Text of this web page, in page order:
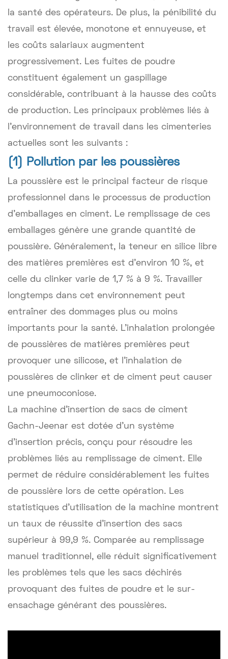
la santé des opérateurs. De plus, la pénibilité du
travail est élevée, monotone et ennuyeuse, et
les coûts salariaux augmentent
progressivement. Les fuites de poudre
constituent également un gaspillage
considérable, contribuant à la hausse des coûts
de production. Les principaux problèmes liés à
l'environnement de travail dans les cimenteries
actuelles sont les suivants :
(1) Pollution par les poussières
La poussière est le principal facteur de risque
professionnel dans le processus de production
d'emballages en ciment. Le remplissage de ces
emballages génère une grande quantité de
poussière. Généralement, la teneur en silice libre
des matières premières est d'environ 10 %, et
celle du clinker varie de 1,7 % à 9 %. Travailler
longtemps dans cet environnement peut
entraîner des dommages plus ou moins
importants pour la santé. L'inhalation prolongée
de poussières de matières premières peut
provoquer une silicose, et l'inhalation de
poussières de clinker et de ciment peut causer
une pneumoconiose.
La machine d'insertion de sacs de ciment
Gachn-Jeenar est dotée d'un système
d'insertion précis, conçu pour résoudre les
problèmes liés au remplissage de ciment. Elle
permet de réduire considérablement les fuites
de poussière lors de cette opération. Les
statistiques d'utilisation de la machine montrent
un taux de réussite d'insertion des sacs
supérieur à 99,9 %. Comparée au remplissage
manuel traditionnel, elle réduit significativement
les problèmes tels que les sacs déchirés
provoquant des fuites de poudre et le sur-
ensachage générant des poussières.